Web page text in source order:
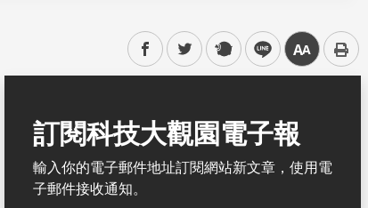
facebooktwitter plurk line 中
訂閱科技大觀園電子報
輸入你的電子郵件地址訂閱網站新文章，使用電
子郵件接收通知。